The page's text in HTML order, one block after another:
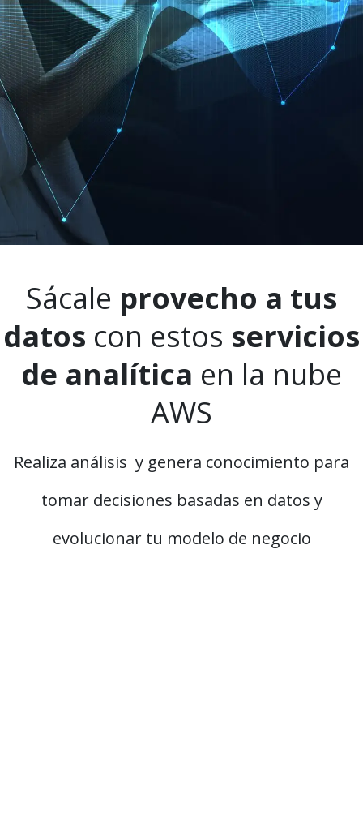
Sácale provecho a tus
datos con estos servicios
de analítica en la nube
AWS
Realiza análisis y genera conocimiento para
tomar decisiones basadas en datos y
evolucionar tu modelo de negocio